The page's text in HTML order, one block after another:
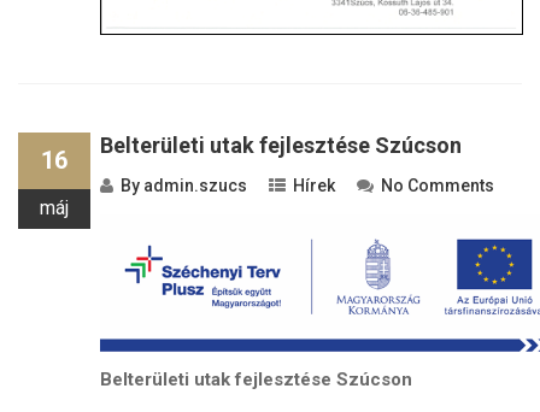
16
máj
Belterületi utak fejlesztése Szúcson
By admin.szucs Hírek No Comments
Belterületi utak fejlesztése Szúcson